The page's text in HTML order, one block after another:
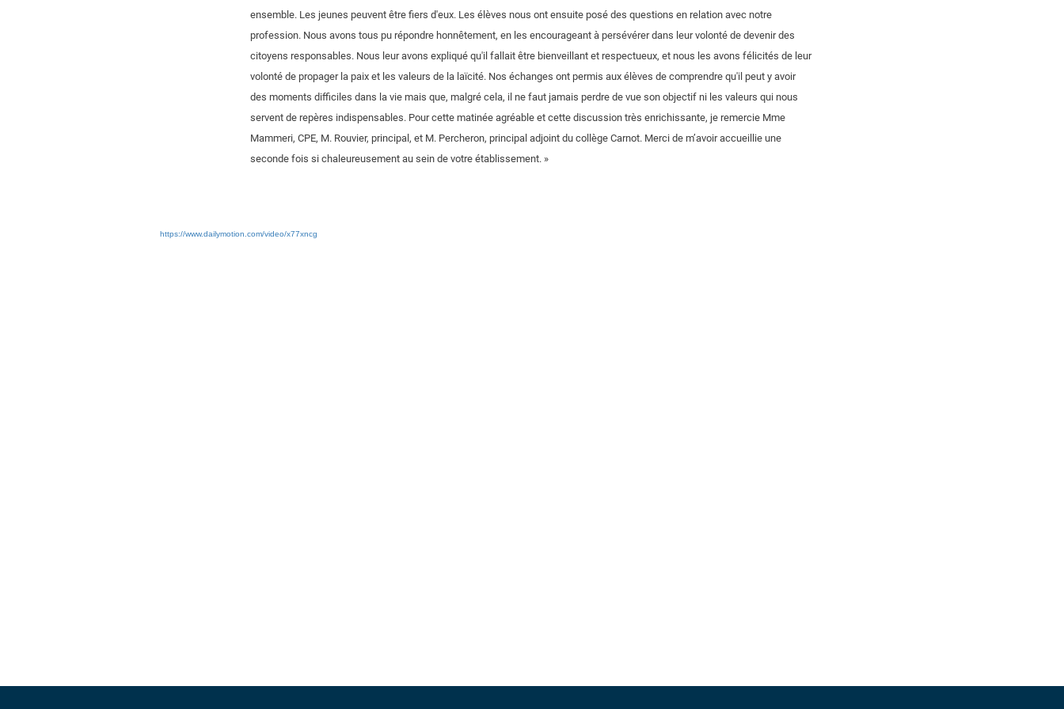
ensemble. Les jeunes peuvent être fiers d'eux. Les élèves nous ont ensuite posé des questions en relation avec notre
profession. Nous avons tous pu répondre honnêtement, en les encourageant à persévérer dans leur volonté de devenir des
citoyens responsables. Nous leur avons expliqué qu'il fallait être bienveillant et respectueux, et nous les avons félicités de leur
volonté de propager la paix et les valeurs de la laïcité. Nos échanges ont permis aux élèves de comprendre qu'il peut y avoir
des moments difficiles dans la vie mais que, malgré cela, il ne faut jamais perdre de vue son objectif ni les valeurs qui nous
servent de repères indispensables. Pour cette matinée agréable et cette discussion très enrichissante, je remercie Mme
Mammeri, CPE, M. Rouvier, principal, et M. Percheron, principal adjoint du collège Carnot. Merci de m’avoir accueillie une
seconde fois si chaleureusement au sein de votre établissement. »
https://www.dailymotion.com/video/x77xncg